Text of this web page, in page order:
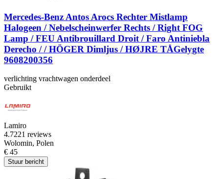
Mercedes-Benz Antos Arocs Rechter Mistlamp
Halogeen / Nebelscheinwerfer Rechts / Right FOG
Lamp / FEU Antibrouillard Droit / Faro Antiniebla
Derecho / / HÖGER Dimljus / HØJRE TÅGelygte
9608200356
verlichting vrachtwagen onderdeel
Gebruikt
Lamiro
4.7221 reviews
Wolomin, Polen
€ 45
Stuur bericht